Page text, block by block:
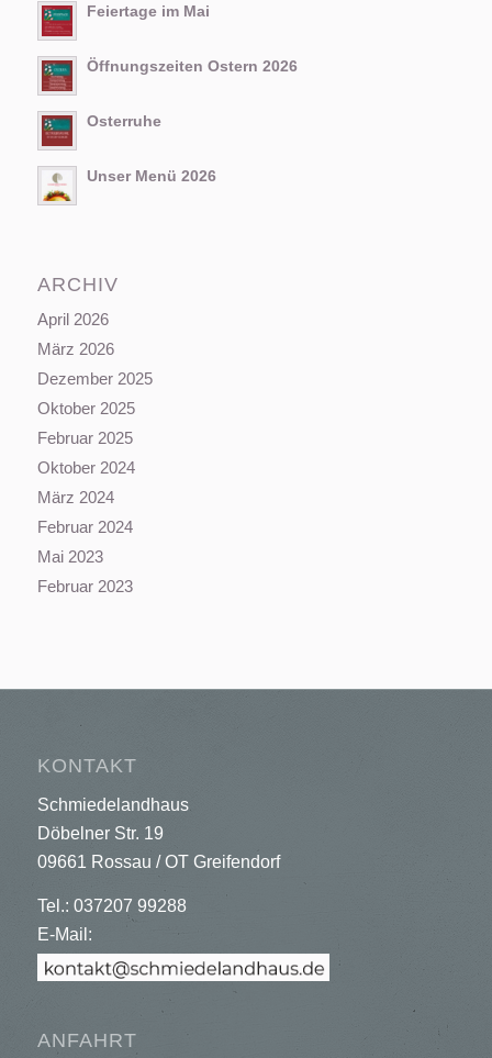
Feiertage im Mai
Öffnungszeiten Ostern 2026
Osterruhe
Unser Menü 2026
ARCHIV
April 2026
März 2026
Dezember 2025
Oktober 2025
Februar 2025
Oktober 2024
März 2024
Februar 2024
Mai 2023
Februar 2023
KONTAKT
Schmiedelandhaus
Döbelner Str. 19
09661 Rossau / OT Greifendorf
Tel.: 037207 99288
E-Mail:
ANFAHRT